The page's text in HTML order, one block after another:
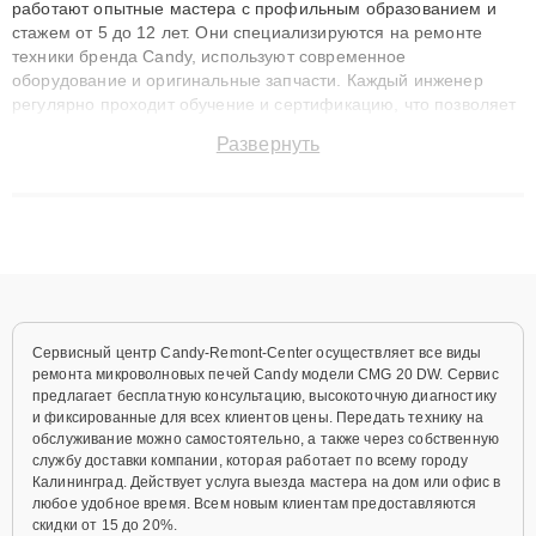
работают опытные мастера с профильным образованием и
стажем от 5 до 12 лет. Они специализируются на ремонте
техники бренда Candy, используют современное
оборудование и оригинальные запчасти. Каждый инженер
регулярно проходит обучение и сертификацию, что позволяет
технику с сохранением гарантии до 3 лет. Наши мастера
Развернуть
Сервисный центр Candy-Remont-Center осуществляет все виды
ремонта микроволновых печей Candy модели CMG 20 DW. Сервис
предлагает бесплатную консультацию, высокоточную диагностику
и фиксированные для всех клиентов цены. Передать технику на
обслуживание можно самостоятельно, а также через собственную
службу доставки компании, которая работает по всему городу
Калининград. Действует услуга выезда мастера на дом или офис в
любое удобное время. Всем новым клиентам предоставляются
скидки от 15 до 20%.